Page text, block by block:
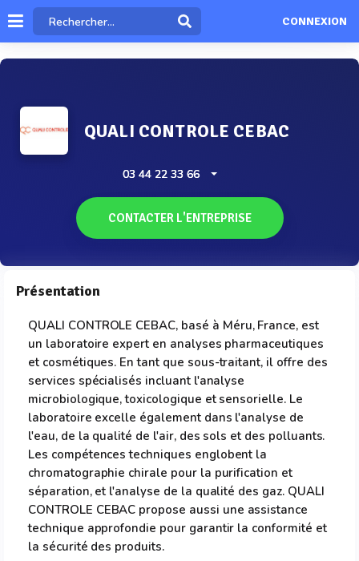
CONNEXION
QUALI CONTROLE CEBAC
03 44 22 33 66
CONTACTER L'ENTREPRISE
Présentation
QUALI CONTROLE CEBAC, basé à Méru, France, est
un laboratoire expert en analyses pharmaceutiques
et cosmétiques. En tant que sous-traitant, il offre des
services spécialisés incluant l'analyse
microbiologique, toxicologique et sensorielle. Le
laboratoire excelle également dans l'analyse de
l'eau, de la qualité de l'air, des sols et des polluants.
Les compétences techniques englobent la
chromatographie chirale pour la purification et
séparation, et l'analyse de la qualité des gaz. QUALI
CONTROLE CEBAC propose aussi une assistance
technique approfondie pour garantir la conformité et
la sécurité des produits.